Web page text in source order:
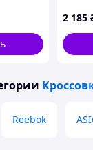
SALE
45
2 185
Reebok